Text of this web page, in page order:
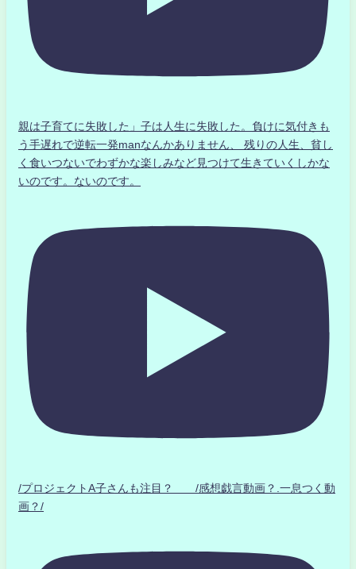
親は子育てに失敗した」子は人生に失敗した。負けに気付きも
う手遅れで逆転一発manなんかありません、 残りの人生、貧し
く食いつないでわずかな楽しみなど見つけて生きていくしかな
いのです。ないのです。
/プロジェクトA子さんも注目？ /感想戯言動画？.一息つく動
画？/